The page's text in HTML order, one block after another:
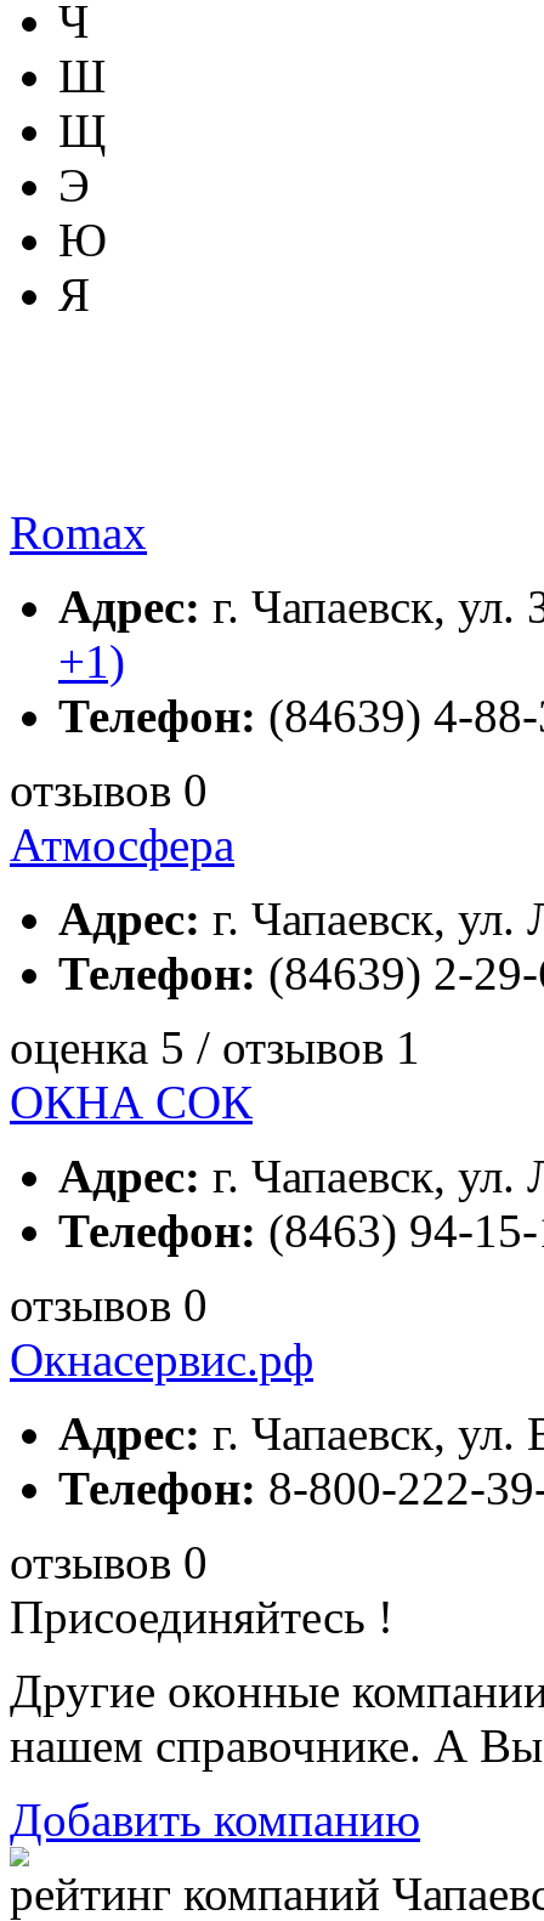
Ч
Ш
Щ
Э
Ю
Я
Romax
Адрес: г. Чапаевск,
+1)
Телефон: (84639) 4-
отзывов 0
Атмосфера
Адрес: г. Чапаевск,
Телефон: (84639) 2-
оценка 5 / отзывов 1
ОКНА СОК
Адрес: г. Чапаевск,
Телефон: (8463) 94-
отзывов 0
Окнасервис.рф
Адрес: г. Чапаевск, ул.
Телефон: 8-800-222-
отзывов 0
Присоединяйтесь !
Другие оконные
нашем справочнике. А
Добавить компанию
рейтинг компаний